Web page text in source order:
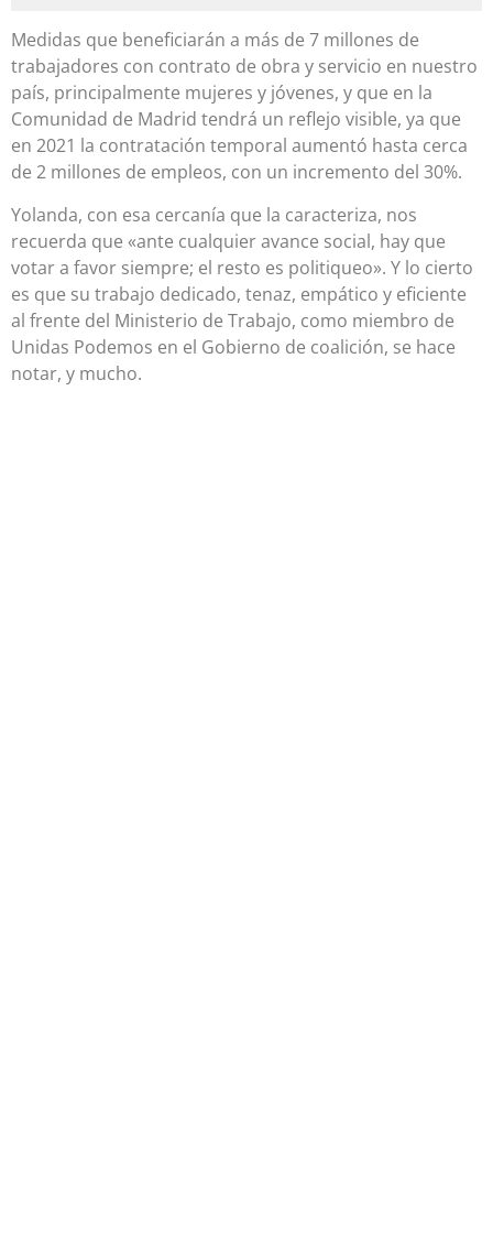
Medidas que beneficiarán a más de 7 millones de
trabajadores con contrato de obra y servicio en nuestro
país, principalmente mujeres y jóvenes, y que en la
Comunidad de Madrid tendrá un reflejo visible, ya que
en 2021 la contratación temporal aumentó hasta cerca
de 2 millones de empleos, con un incremento del 30%.
Yolanda, con esa cercanía que la caracteriza, nos
recuerda que «ante cualquier avance social, hay que
votar a favor siempre; el resto es politiqueo». Y lo cierto
es que su trabajo dedicado, tenaz, empático y eficiente
al frente del Ministerio de Trabajo, como miembro de
Unidas Podemos en el Gobierno de coalición, se hace
notar, y mucho.